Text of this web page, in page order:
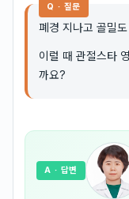
Q · 질문
폐경 지나고 골밀
이럴 때 관절스타
까요?
A · 답변